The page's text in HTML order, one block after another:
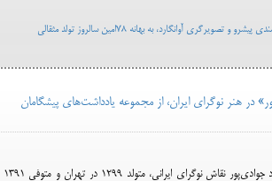
آوانگارد، به بهانه ۷۸امین سالروز تولد مثقالی
در هنر نوگرای ایران، از مجموعه یادداشت‌های پیشگامان